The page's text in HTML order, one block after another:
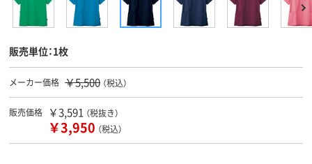
販売単位：1枚
メーカー価格 ￥5,500 （税込）
販売価格 ￥3,591 （税抜き）
￥3,950 （税込）